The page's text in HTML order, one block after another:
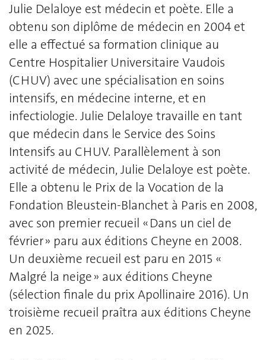
Julie Delaloye est médecin et poète. Elle a
obtenu son diplôme de médecin en 2004 et
elle a effectué sa formation clinique au
Centre Hospitalier Universitaire Vaudois
(CHUV) avec une spécialisation en soins
intensifs, en médecine interne, et en
infectiologie. Julie Delaloye travaille en tant
que médecin dans le Service des Soins
Intensifs au CHUV. Parallèlement à son
activité de médecin, Julie Delaloye est poète.
Elle a obtenu le Prix de la Vocation de la
Fondation Bleustein-Blanchet à Paris en 2008,
avec son premier recueil « Dans un ciel de
février » paru aux éditions Cheyne en 2008.
Un deuxième recueil est paru en 2015 «
Malgré la neige » aux éditions Cheyne
(sélection finale du prix Apollinaire 2016). Un
troisième recueil praîtra aux éditions Cheyne
en 2025.